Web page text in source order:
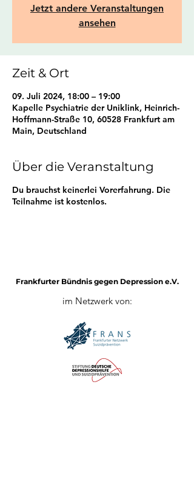
Jetzt andere Veranstaltungen
ansehen
Zeit & Ort
09. Juli 2024, 18:00 – 19:00
Kapelle Psychiatrie der Uniklink, Heinrich-
Hoffmann-Straße 10, 60528 Frankfurt am
Main, Deutschland
Über die Veranstaltung
Du brauchst keinerlei Vorerfahrung. Die
Teilnahme ist kostenlos.
Frankfurter Bündnis gegen Depression e.V.
im Netzwerk von: